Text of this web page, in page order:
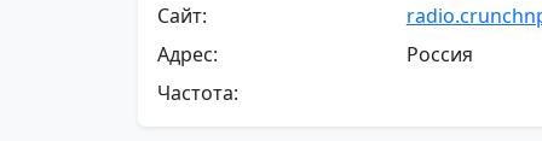
Сайт:
Адрес:
Россия
Частота: